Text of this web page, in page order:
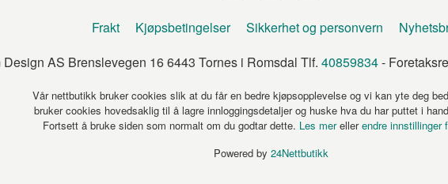
Frakt Kjøpsbetingelser Sikkerhet og personvern
Design AS Brenslevegen 16 6443 Tornes i Romsdal Tlf. 40859834-
Vår nettbutikk bruker cookies slik at du får en bedre kjøpsopplevelse og vi kan yte deg
bruker cookies hovedsaklig til å lagre innloggingsdetaljer og huske hva du har puttet i
Fortsett å bruke siden som normalt om du godtar dette. Les merellerendre innstillinger
Powered by 24Nettbutikk